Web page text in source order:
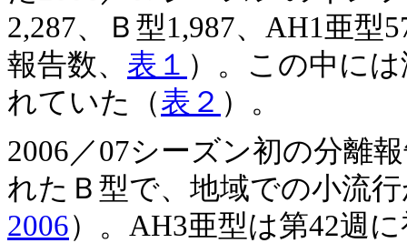
2,287、Ｂ型1,987、AH1亜型
報告数、 表１ ）。この中に
れていた（表２ ）。
2006／07シーズン初の分離
れたＢ型で、地域での小流
2006）。AH3亜型は第42週